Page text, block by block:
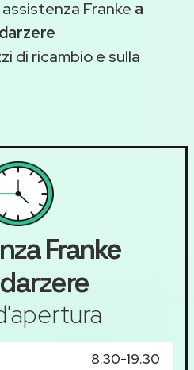
Franke a
di ricambio e sulla
Franke
8.30-19.30